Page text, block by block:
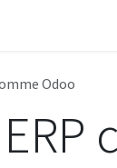
Odoo